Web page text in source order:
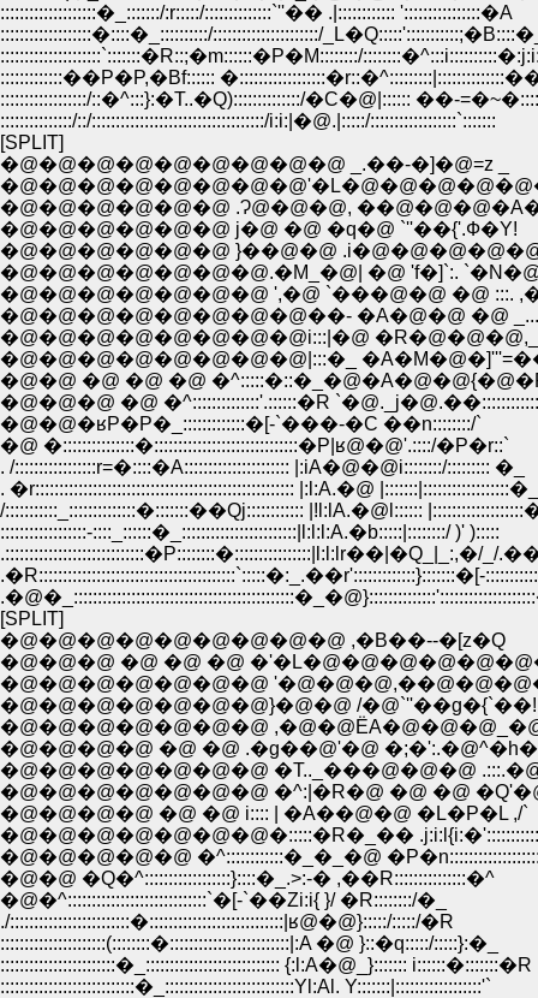
::::::::::::::::::::�_:::::::/:r:::::/::::::::::::::`''�� .|:::::::::::: '::::::::::::::::�A
:::::::::::::::::::�::::�_::::::::::/::::::::::::::::::::::/
:::::::::::::::::::::`:::::::�R::;�m::::::�P�M::::::::/
:::::::::::::��P�P,�Bf::::::
::::::::::::::::::/::�^:::}:�T..�Q)::::::::::::::/�C�@|:::::: ��-
:::::::::::::::/::/::::::::::::::::::::::::::::::::::::/i:i:|�@.|:::::/::::::::::::::::::`:::::::
[SPLIT]
�@�@�@�@�@�@�@�@�@ _.��-�]�@=z _
�@�@�@�@�@�@ .Ɂ@�@�@,
�@�@�@�@�@�@ j�@ �@ �q�@ `''��{'.Ф�Y!
�@�@�@�@�@�@ }��@�@
�@�@�@�@�@�@�@.�M_�@| �@ 'f�]`:.
�@�@�@�@�@�@�@ ',�@ `���@�@ �@ :::.
�@�@�@�@�@�@�@�@��- �A�@�@ �@ _...
�@�@�@�@�@�@�@�@i:::|�@
�@�@�@�@�@�@�@�@|:::�_
�@�@ �@ �@ �@
�@�@�@ �@ �^::::::::::::::'.::::::�R
�@�@�ʁP�P�_:::::::::::::�[-`���-�C ��n::::::::/`
�@ �:::::::::::::::�::::::::::::::::::::::::::::::�P|ʁ@�@'.::::/�P�r::`
. /:::::::::::::::::r=�::::�A:::::::::::::::::::::: |:iA�@�@i::::::::/::::::::: �_
. �r:::::::::::::::::::::::::::::::::::::::::::::::::::::: |:l:A.�@ |:::::::|::::::::::::::::::�_
/:::::::::::_::::::::::::::�:::::::��Qj:::::::::::: |!l:lA.�@l::::::
::::::::::::::::::-::::_::::::�_::::::::::::::::::::::::|l:l:l:A.�b:::::|::::::::/ )' ):::::
.:::::::::::::::::::::::::::::�P::::::::�::::::::::::::::|l:l:lr��|�Q_|_:,�/_/
.�R:::::::::::::::::::::::::::::::::::::::::`:::::�:_.��r':::::::::::::}:::::::�[-:::::::::::
[SPLIT]
�@�@�@�@�@�@�@�@�@ ,�B��--�[z�Q
�@�@�@ �@ �@ �@
�@�@�@�@�@�@�@
�@�@�@�@�@�@�@}�@�@ /�@`''��g�{`��!
�@�@�@�@�@�@�@
�@�@�@�@ �@ �@ .�g��@'�@
�@�@�@�@�@�@�@ �T.._���@�@�@
�@�@�@�@�@�@�@ �^:|�R�@ �@ �@
�@�@�@�@ �@ �@ i:::: | �A��@�@ �L�P�L ,/`
�@�@�@�@�@�@�@�:::::�R�_��
�@�@�@�@�@ �^::::::::::::�_�_�@
�@�@ �Q�^::::::::::::::::::}::::�_.>:-� ,��R:::::::::::::::�^
�@�^:::::::::::::::::::::::::::::`�[-`��Zi:i{ }/ �R::::::::/�_
./:::::::::::::::::::::::::�::::::::::::::::::::::::::::|ʁ@�@}:::::/:::::/�R
::::::::::::::::::::::(::::::::�:::::::::::::::::::::::::|:A �@ }::�q:::::/:::::}:�_
::::::::::::::::::::::::�_:::::::::::::::::::::::::::: {:l:A�@_}::::::: i::::::�:::::::�R
::::::::::::::::::::::::::::�_:::::::::::::::::::::::::::Yl:Al. Y:::::::|::::::::::::::::::'`